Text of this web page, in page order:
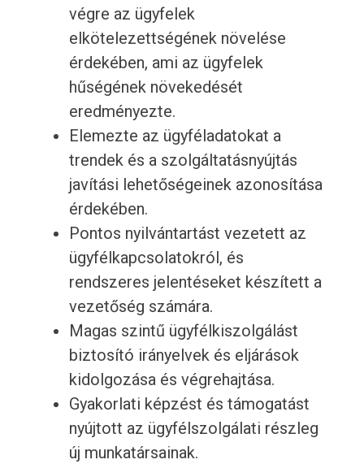
végre az ügyfelek
elkötelezettségének növelése
érdekében, ami az ügyfelek
hűségének növekedését
eredményezte.
Elemezte az ügyféladatokat a
trendek és a szolgáltatásnyújtás
javítási lehetőségeinek azonosítása
érdekében.
Pontos nyilvántartást vezetett az
ügyfélkapcsolatokról, és
rendszeres jelentéseket készített a
vezetőség számára.
Magas szintű ügyfélkiszolgálást
biztosító irányelvek és eljárások
kidolgozása és végrehajtása.
Gyakorlati képzést és támogatást
nyújtott az ügyfélszolgálati részleg
új munkatársainak.